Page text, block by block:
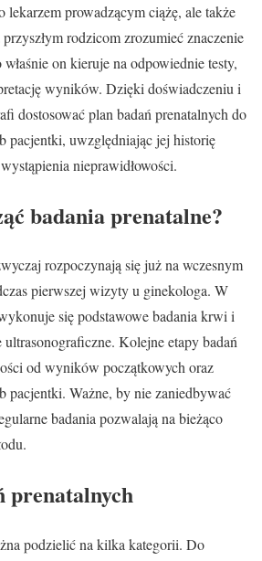
prowadzącym ciążę, ale także
rodzicom zrozumieć znaczenie
on kieruje na odpowiednie testy,
wyników. Dzięki doświadczeniu i
dostosować plan badań prenatalnych do
pacjentki, uwzględniając jej historię
nieprawidłowości.
badania prenatalne?
rozpoczynają się już na wczesnym
pierwszej wizyty u ginekologa. W
się podstawowe badania krwi i
ultrasonograficzne. Kolejne etapy badań
od wyników początkowych oraz
pacjentki. Ważne, by nie zaniedbywać
badania pozwalają na bieżąco
prenatalnych
podzielić na kilka kategorii. Do